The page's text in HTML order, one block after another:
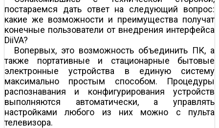
постараемся дать ответ на следующий вопрос:
какие же возможности и преимущества получат
конечные пользователи от внедрения интерфейса
DiiVA?
Во­первых, это возможность объединить ПК, а
также портативные и стационарные бытовые
электронные устройства в единую систему
максимально простым способом. Процедуры
распознавания и конфигурирования устройств
выполняются автоматически, а управлять
настройками любого из них можно с пульта
телевизора.